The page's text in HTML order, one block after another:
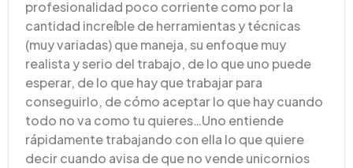
profesionalidad poco corriente como por la
cantidad increíble de herramientas y técnicas
(muy variadas) que maneja, su enfoque muy
realista y serio del trabajo, de lo que uno puede
esperar, de lo que hay que trabajar para
conseguirlo, de cómo aceptar lo que hay cuando
todo no va como tu quieres…Uno entiende
rápidamente trabajando con ella lo que quiere
decir cuando avisa de que no vende unicornios